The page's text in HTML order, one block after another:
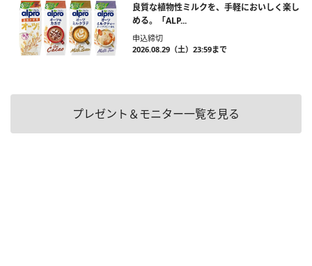
良質な植物性ミルクを、手軽においしく楽し
める。「ALP...
申込締切
2026.08.29（土）23:59まで
プレゼント＆モニター一覧を見る